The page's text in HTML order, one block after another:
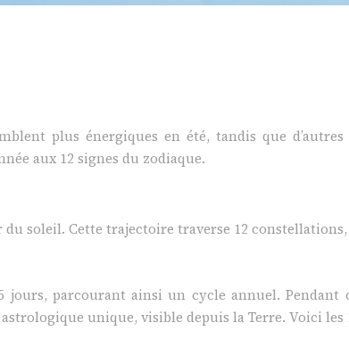
plus énergiques en été, tandis que
aux 12 signes du zodiaque.
soleil. Cette trajectoire traverse 12
parcourant ainsi un cycle annuel. Pendant
unique, visible depuis la Terre. Voici